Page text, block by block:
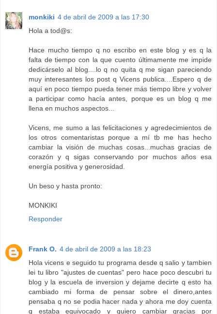
monkiki 4 de abril de 2009 a las 17:30
Hola a tod@s:
Hace mucho tiempo q no escribo en este blog y es q la
falta de tiempo con la que cuento últimamente me impide
dedicárselo al blog....lo q no quita q me sigan pareciendo
muy interesantes los post q Vicens publica....Espero q de
aquí en poco tiempo pueda tener más tiempo libre y volver
a participar como hacía antes, porque es un blog q me
llena en muchos aspectos...
Vicens, me sumo a las felicitaciones y agredecimientos de
los otros comentaristas porque a mí tb me has hecho
cambiar la visión de muchas cosas...muchas gracias de
corazón y q sigas conservando por muchos años esa
energía positiva y generosidad.
Un beso y hasta pronto:
MONKIKI
Responder
Frank O. 4 de abril de 2009 a las 18:23
Hola vicens e seguido tu programa desde q salio y tambien
lei tu libro "ajustes de cuentas" pero hace poco descubri tu
blog y la escuela de inversion y dejame decirte q esto ha
cambiado mi forma de pensar sobre el dinero,antes
pensaba q no se podia hacer nada y ahora me doy cuenta
q estaba equivocado y quiero cambiar gracias por